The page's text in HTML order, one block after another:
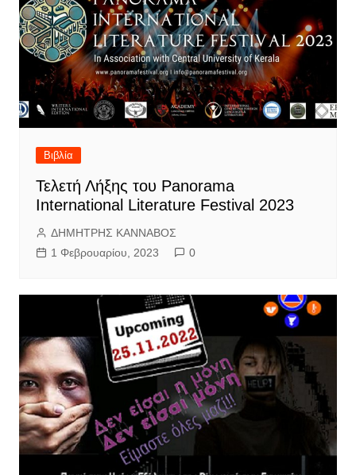
Βιβλία
Τελετή Λήξης του Panorama
International Literature Festival 2023
ΔΗΜΗΤΡΗΣ ΚΑΝΝΑΒΟΣ
1 Φεβρουαρίου, 2023
0